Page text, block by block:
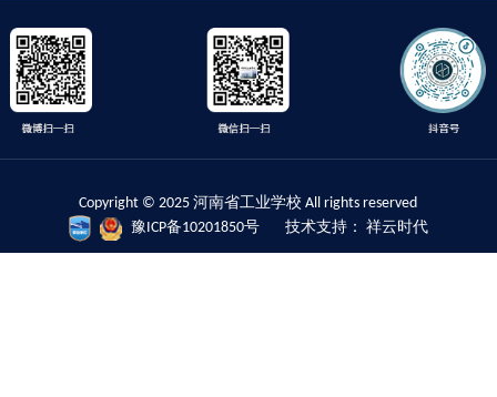
Copyright © 2025 河南省工业学校 All rights reserved
豫ICP备10201850号
技术支持： 祥云时代